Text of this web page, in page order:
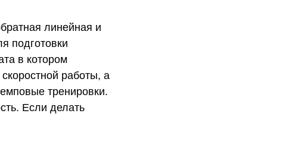
линейная и
подготовки
в котором
работы, а
тренировки.
Если делать